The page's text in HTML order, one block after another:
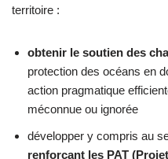
territoire :
obtenir le soutien des
protection des océans en
action pragmatique
méconnue ou ignorée
développer y compris au
renforçant les PAT